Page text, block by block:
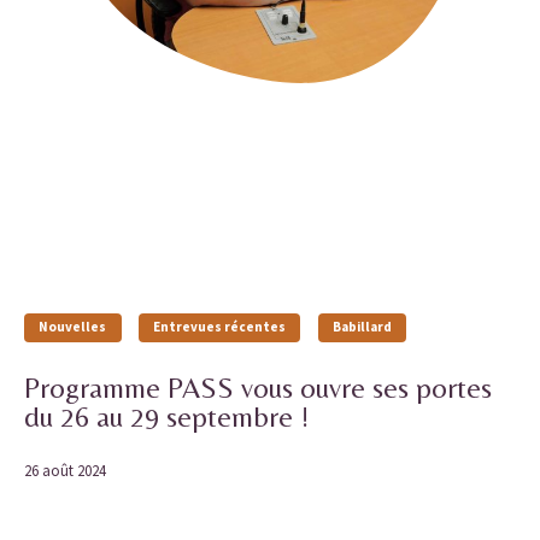
Nouvelles Entrevues récentes Babillard
Programme PASS vous ouvre ses portes
du 26 au 29 septembre !
26 août 2024